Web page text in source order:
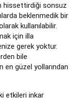
hissettirdiği sonsuz
beklenmedik bir
kullanılabilir.
için illa
gerek yoktur.
bile
en güzel yollarından
etkileri inkar